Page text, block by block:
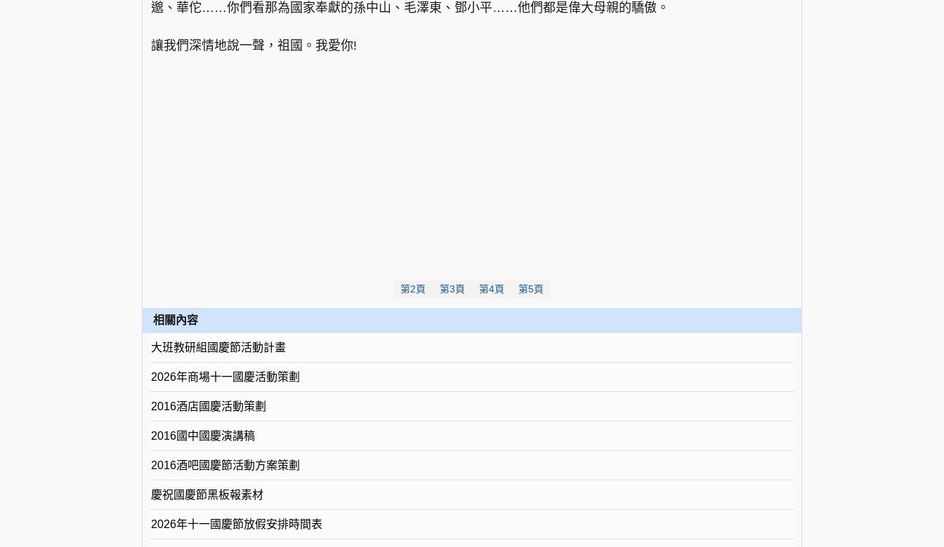
邈、華佗……你們看那為國家奉獻的孫中山、毛澤東、鄧小平……他們都是偉大母親的驕傲。
讓我們深情地說一聲，祖國。我愛你!
第2頁 第3頁 第4頁 第5頁
相關內容
大班教研組國慶節活動計畫
2026年商場十一國慶活動策劃
2016酒店國慶活動策劃
2016國中國慶演講稿
2016酒吧國慶節活動方案策劃
慶祝國慶節黑板報素材
2026年十一國慶節放假安排時間表